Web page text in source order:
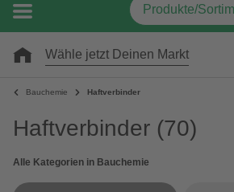
Wähle jetzt Deinen Markt
Bauchemie Haftverbinder
Haftverbinder (70)
Alle Kategorien in Bauchemie